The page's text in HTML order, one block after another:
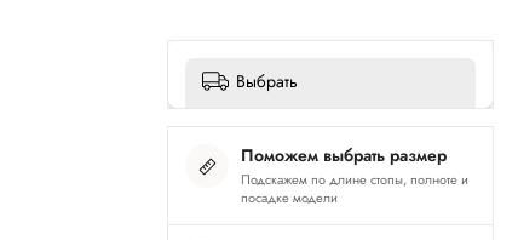
Выбрать
Поможем выбрать размер
Подскажем по длине стопы, полноте и
посадке модели